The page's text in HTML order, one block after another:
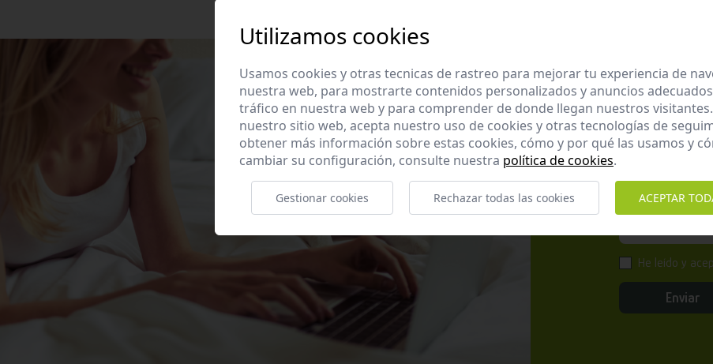
Apúntate
Suscríbete a
promociones
He leído y
Enviar
Utilizamos cookies
Usamos cookies y otras tecnicas de rastreo para mejorar tu experiencia de
nuestra web, para mostrarte contenidos personalizados y anuncios
tráfico en nuestra web y para comprender de donde llegan nuestros
nuestro sitio web, acepta nuestro uso de cookies y otras tecnologías de
obtener más información sobre estas cookies, cómo y por qué las usamos y
cambiar su configuración, consulte nuestra política de cookies.
Gestionar cookies Rechazar todas las cookies ACEPTAR